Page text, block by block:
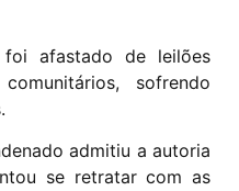
foi afastado de leilões
sofrendo
admitiu a autoria
se retratar com as